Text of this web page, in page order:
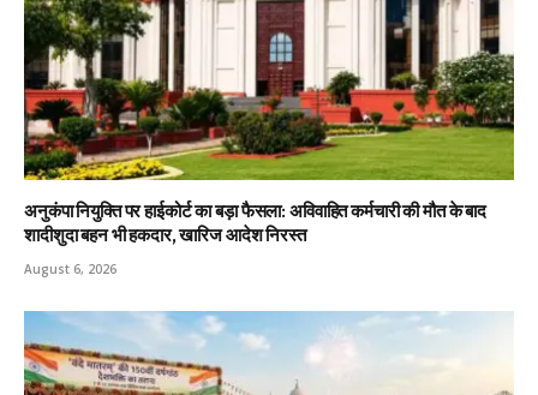
अनुकंपा नियुक्ति पर हाईकोर्ट का बड़ा फैसला: अविवाहित कर्मचारी की मौत के बाद
शादीशुदा बहन भी हकदार, खारिज आदेश निरस्त
August 6, 2026